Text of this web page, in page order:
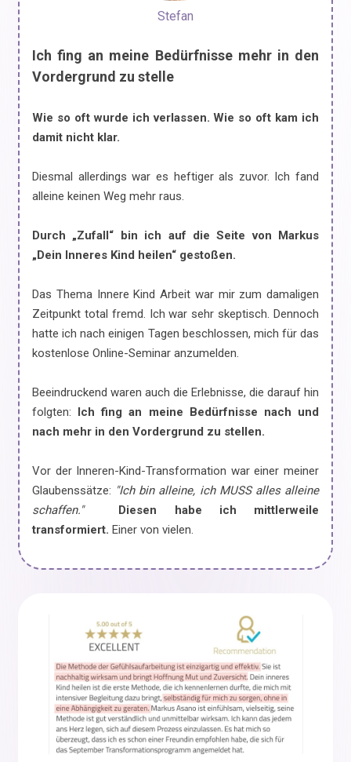
Stefan
Ich fing an meine Bedürfnisse mehr in den
Vordergrund zu stelle
Wie so oft wurde ich verlassen. Wie so oft kam ich
damit nicht klar.
Diesmal allerdings war es heftiger als zuvor. Ich fand
alleine keinen Weg mehr raus.
Durch „Zufall“ bin ich auf die Seite von Markus
„Dein Inneres Kind heilen“ gestoßen.
Das Thema Innere Kind Arbeit war mir zum damaligen
Zeitpunkt total fremd. Ich war sehr skeptisch. Dennoch
hatte ich nach einigen Tagen beschlossen, mich für das
kostenlose Online-Seminar anzumelden.
Beeindruckend waren auch die Erlebnisse, die darauf hin
folgten: Ich fing an meine Bedürfnisse nach und
nach mehr in den Vordergrund zu stellen.
Vor der Inneren-Kind-Transformation war einer meiner
Glaubenssätze: "Ich bin alleine, ich MUSS alles alleine
schaffen." Diesen habe ich mittlerweile
transformiert. Einer von vielen.